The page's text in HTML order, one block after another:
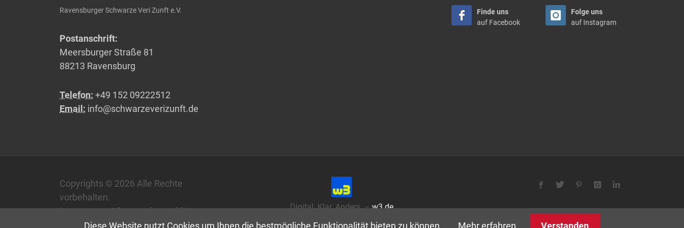
Ravensburger Schwarze Veri Zunft e.V.
Postanschrift:
Meersburger Straße 81
88213 Ravensburg
Telefon: +49 152 09222512
Email: info@schwarzeverizunft.de
Finde uns
auf Facebook
Folge uns
auf Instagram
Copyrights © 2026 Alle Rechte
vorbehalten.
Impressum/Datenschutzerklärung Digital. Klar. Anders. –w3.de